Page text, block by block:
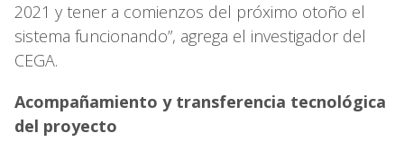
2021 y tener a comienzos del próximo otoño el
sistema funcionando”, agrega el investigador del
CEGA.
Acompañamiento y transferencia tecnológica
del proyecto